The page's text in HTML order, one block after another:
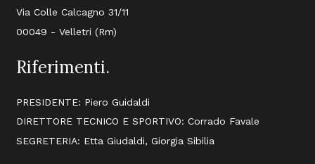
Via Colle Calcagno 31/11
00049 - Velletri (Rm)
Riferimenti.
PRESIDENTE: Piero Guidaldi
DIRETTORE TECNICO E SPORTIVO: Corrado Favale
SEGRETERIA: Etta Giudaldi, Giorgia Sibilia